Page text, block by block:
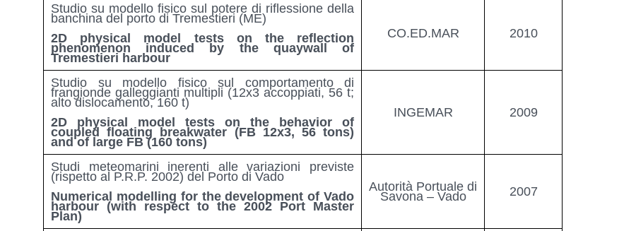
Studio su modello fisico sul potere di riflessione della
banchina del porto di Tremestieri (ME)
2D physical model tests on the reflection
phenomenon induced by the quaywall of
Tremestieri harbour
CO.ED.MAR 2010
Studio su modello fisico sul comportamento di
frangionde galleggianti multipli (12x3 accoppiati, 56 t;
alto dislocamento, 160 t)
2D physical model tests on the behavior of
coupled floating breakwater (FB 12x3, 56 tons)
and of large FB (160 tons)
INGEMAR 2009
Studi meteomarini inerenti alle variazioni previste
(rispetto al P.R.P. 2002) del Porto di Vado
Numerical modelling for the development of Vado
harbour (with respect to the 2002 Port Master
Plan)
Autorità Portuale di
Savona – Vado 2007